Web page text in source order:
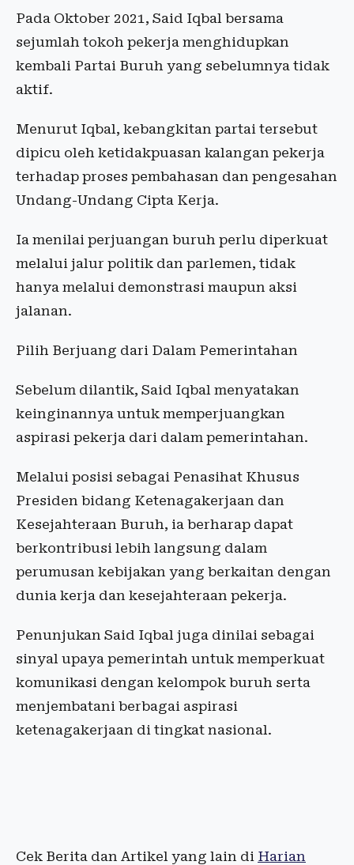
Pada Oktober 2021, Said Iqbal bersama
sejumlah tokoh pekerja menghidupkan
kembali Partai Buruh yang sebelumnya tidak
aktif.
Menurut Iqbal, kebangkitan partai tersebut
dipicu oleh ketidakpuasan kalangan pekerja
terhadap proses pembahasan dan pengesahan
Undang-Undang Cipta Kerja.
Ia menilai perjuangan buruh perlu diperkuat
melalui jalur politik dan parlemen, tidak
hanya melalui demonstrasi maupun aksi
jalanan.
Pilih Berjuang dari Dalam Pemerintahan
Sebelum dilantik, Said Iqbal menyatakan
keinginannya untuk memperjuangkan
aspirasi pekerja dari dalam pemerintahan.
Melalui posisi sebagai Penasihat Khusus
Presiden bidang Ketenagakerjaan dan
Kesejahteraan Buruh, ia berharap dapat
berkontribusi lebih langsung dalam
perumusan kebijakan yang berkaitan dengan
dunia kerja dan kesejahteraan pekerja.
Penunjukan Said Iqbal juga dinilai sebagai
sinyal upaya pemerintah untuk memperkuat
komunikasi dengan kelompok buruh serta
menjembatani berbagai aspirasi
ketenagakerjaan di tingkat nasional.
Cek Berita dan Artikel yang lain di Harian